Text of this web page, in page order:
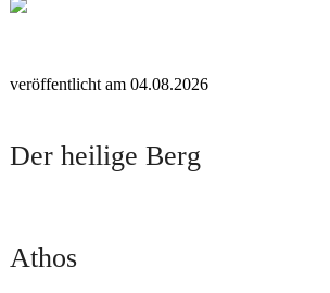
veröffentlicht am 04.08.2026
Der heilige Berg
Athos